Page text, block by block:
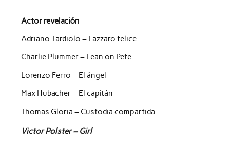
Actor revelación
Adriano Tardiolo – Lazzaro felice
Charlie Plummer – Lean on Pete
Lorenzo Ferro – El ángel
Max Hubacher – El capitán
Thomas Gloria – Custodia compartida
Victor Polster – Girl